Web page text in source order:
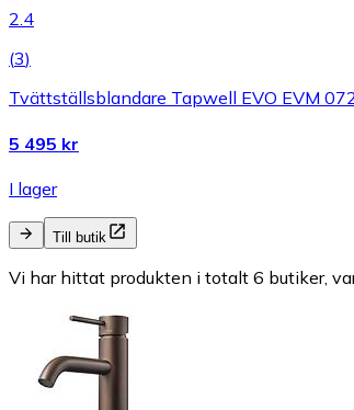
2.4
(3)
Tvättställsblandare Tapwell EVO EVM
5 495 kr
I lager
Till butik
Vi har hittat produkten i totalt 6 butiker,